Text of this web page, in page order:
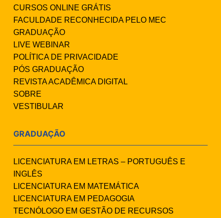
CURSOS ONLINE GRÁTIS
FACULDADE RECONHECIDA PELO MEC
GRADUAÇÃO
LIVE WEBINAR
POLÍTICA DE PRIVACIDADE
PÓS GRADUAÇÃO
REVISTA ACADÊMICA DIGITAL
SOBRE
VESTIBULAR
GRADUAÇÃO
LICENCIATURA EM LETRAS – PORTUGUÊS E
INGLÊS
LICENCIATURA EM MATEMÁTICA
LICENCIATURA EM PEDAGOGIA
TECNÓLOGO EM GESTÃO DE RECURSOS